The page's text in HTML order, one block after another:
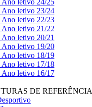
Ano letivo 24/25
Ano letivo 23/24
Ano letivo 22/23
Ano letivo 21/22
Ano letivo 20/21
Ano letivo 19/20
Ano letivo 18/19
Ano letivo 17/18
Ano letivo 16/17
DE REFERÊNCIA